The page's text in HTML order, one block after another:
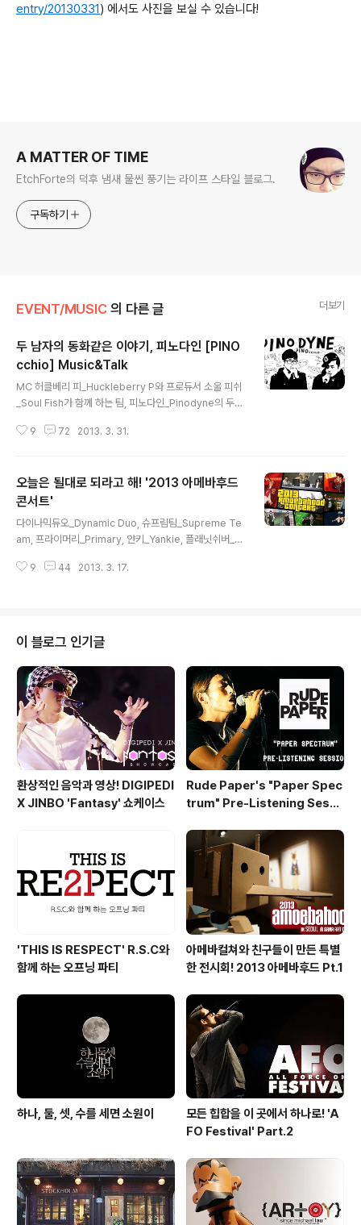
entry/20130331) 에서도 사진을 보실 수 있습니다!
A MATTER OF TIME
EtchForte의 덕후 냄새 물씬 풍기는 라이프 스타일 블로그.
구독하기
EVENT/MUSIC 의 다른 글 더보기
두 남자의 동화같은 이야기, 피노다인 [PINO
cchio] Music&Talk
MC 허클베리 피_Huckleberry P와 프로듀서 소울 피쉬
_Soul Fish가 함께 하는 팀, 피노다인_Pinodyne의 두
일 앞두고, 홍대에 위치한 1984에서 그들의 음악을 먼저
hio] Music & Talk를 찾아가 보았다. 피노다인은 이번
[피노키오] 앨범 발매를 앞두고 뮤지션과 지인들에게 먼저
음원을 배포하였는데(나도 받았지 후후....), 이 음원을 받은
사람들이 하나같이 SNS를 통해 온갖 찬사와 각자가 생각
하는 베스트 트랙을 꼽기도 하면서 수많은 사람들의 앨범
에 대한 기대감이 고조되었다. 일단 ..
9 72 2013. 3. 31.
오늘은 될대로 되라고 해! '2013 아메바후드
콘서트'
다이나믹듀오_Dynamic Duo, 슈프림팀_Supreme Te
am, 프라이머리_Primary, 얀키_Yankie, 플래닛쉬버_Pl
n.T, 총 12인의 아티스트가 모두 출동하는 아메바컬쳐_A
합팬들의 눈과 귀를 사로잡고 있는 가운데, 이 세 곡의 신곡
과 여러 멤버들의 합동 무대를 함께 즐길 수 있는 공연을 준
비하였다고 한다. 2013년 3월 16일, 17일 양일에 걸쳐 올
림픽공원 올림픽홀에서 열린 그들의 콘서트, 2013 아메바
후드 콘서트_Amo..
9 44 2013. 3. 17.
이 블로그 인기글
환상적인 음악과 영상! DIGIPEDI
X JINBO 'Fantasy' 쇼케이스
Rude Paper's "Paper Spec
trum" Pre-Listening Sessi
'THIS IS RESPECT' R.S.C와
함께 하는 오프닝 파티
아메바컬쳐와 친구들이 만든 특별
한 전시회! 2013 아메바후드 Pt.1
하나, 둘, 셋, 수를 세면 소원이
모든 힙합을 이 곳에서 하나로! 'A
FO Festival' Part.2